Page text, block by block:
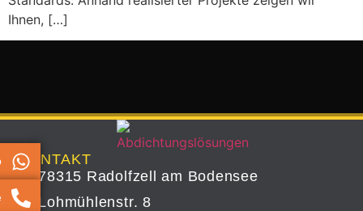
Ihnen, […]
KONTAKT
78315 Radolfzell am Bodensee
Lohmühlenstr. 8